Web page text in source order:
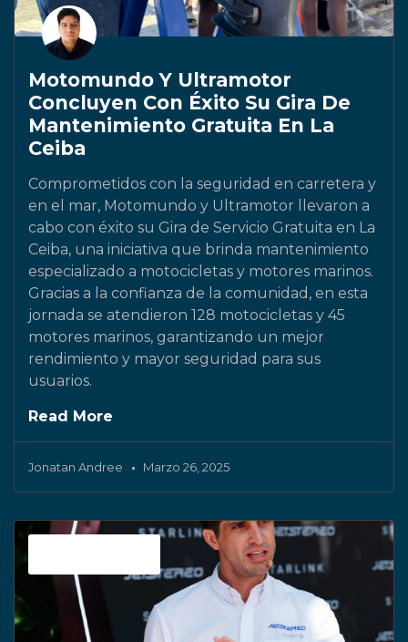
Motomundo Y Ultramotor
Concluyen Con Éxito Su Gira De
Mantenimiento Gratuita En La
Ceiba
Comprometidos con la seguridad en carretera y
en el mar, Motomundo y Ultramotor llevaron a
cabo con éxito su Gira de Servicio Gratuita en La
Ceiba, una iniciativa que brinda mantenimiento
especializado a motocicletas y motores marinos.
Gracias a la confianza de la comunidad, en esta
jornada se atendieron 128 motocicletas y 45
motores marinos, garantizando un mejor
rendimiento y mayor seguridad para sus
usuarios.
Read More
Jonatan Andree Marzo 26, 2025